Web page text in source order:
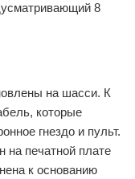
8
на шасси. К
которые
гнездо и пульт.
печатной плате
к основанию